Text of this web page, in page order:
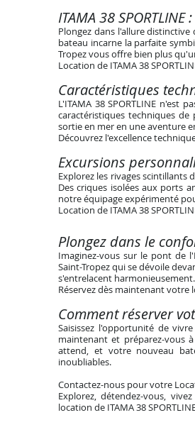
ITAMA 38
Plongez dans l'allure distinctive
bateau incarne la parfaite
Tropez vous offre bien plus
Location de ITAMA 38
Caractéristiques
L'ITAMA 38 SPORTLINE n'est
caractéristiques techniques
sortie en mer en une aventure
Découvrez l'excellence
Excursions
Explorez les rivages scintillants
Des criques isolées aux ports
notre équipage expérimenté
Location de ITAMA 38
Plongez dans le
Imaginez-vous sur le pont de
Saint-Tropez qui se dévoile
s'entrelacent harmonieusement.
Réservez dès maintenant votre
Comment réserver
Saisissez l'opportunité de
maintenant et préparez-vous
attend, et votre nouveau
inoubliables.
Contactez-nous pour votre
Explorez, détendez-vous,
location de ITAMA 38